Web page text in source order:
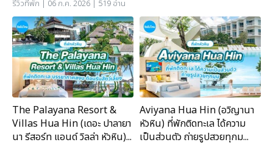
รีวิวที่พัก | 06 ก.ค. 2026 | 519 อ่าน
The Palayana Resort &
Villas Hua Hin (เดอะ ปาลายา
นา รีสอร์ท แอนด์ วิลล่า หัวหิน)...
Aviyana Hua Hin (อวิญานา
หัวหิน) ที่พักติดทะเล ได้ความ
เป็นส่วนตัว ถ่ายรูปสวยทุกม...